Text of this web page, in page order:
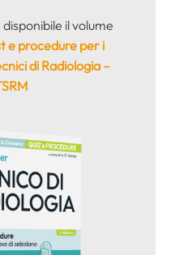
il volume
e procedure per i
di Radiologia –